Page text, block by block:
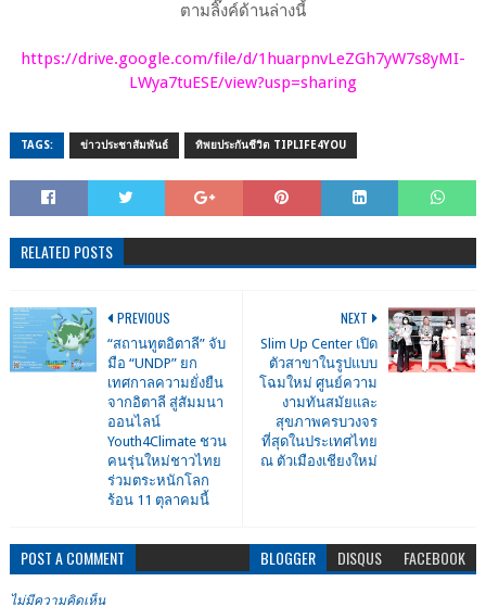
ตามลิ๊งค์ด้านล่างนี้
https://drive.google.com/file/d/1huarpnvLeZGh7yW7s8yMI-
LWya7tuESE/view?usp=sharing
TAGS: ข่าวประชาสัมพันธ์​ ทิพยประกันชีวิต TIPLIFE4YOU
RELATED POSTS
NEXT
Slim Up Center เปิด
ตัวสาขาในรูปแบบ
โฉมใหม่ ศูนย์ความ
งามทันสมัยและ
สุขภาพครบวงจร
ที่สุดในประเทศไทย
ณ ตัวเมืองเชียงใหม่
PREVIOUS
“สถานทูตอิตาลี” จับ
มือ “UNDP” ยก
เทศกาลความยั่งยืน
จากอิตาลี สู่สัมมนา
ออนไลน์
Youth4Climate ชวน
คนรุ่นใหม่ชาวไทย
ร่วมตระหนักโลก
ร้อน 11 ตุลาคมนี้
POST A COMMENT BLOGGER DISQUS FACEBOOK
ไม่มีความคิดเห็น